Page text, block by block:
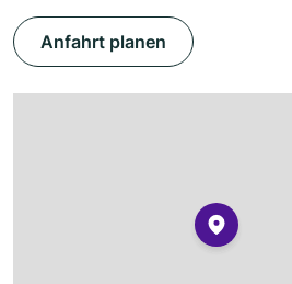
Anfahrt planen